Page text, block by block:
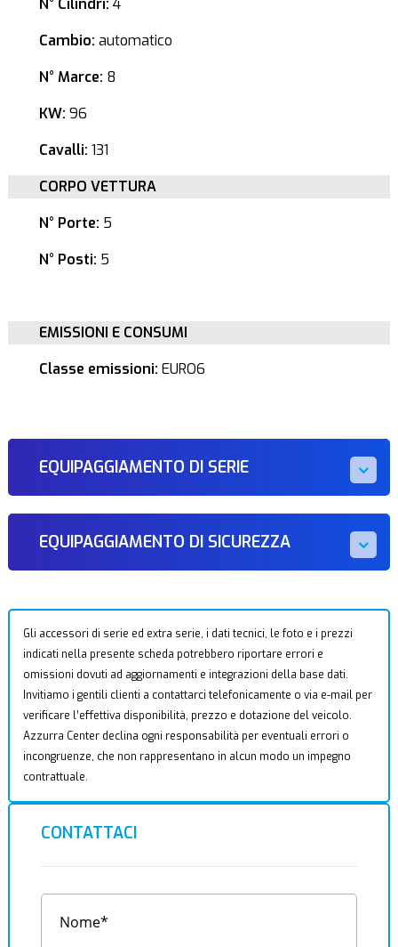
N° Cilindri: 4
Cambio: automatico
N° Marce: 8
KW: 96
Cavalli: 131
CORPO VETTURA
N° Porte: 5
N° Posti: 5
EMISSIONI E CONSUMI
Classe emissioni: EURO6
EQUIPAGGIAMENTO DI SERIE
EQUIPAGGIAMENTO DI SICUREZZA
Gli accessori di serie ed extra serie, i dati tecnici, le foto e i prezzi
indicati nella presente scheda potrebbero riportare errori e
omissioni dovuti ad aggiornamenti e integrazioni della base dati.
Invitiamo i gentili clienti a contattarci telefonicamente o via e-mail per
verificare l’effettiva disponibilità, prezzo e dotazione del veicolo.
Azzurra Center declina ogni responsabilità per eventuali errori o
incongruenze, che non rappresentano in alcun modo un impegno
contrattuale.
CONTATTACI